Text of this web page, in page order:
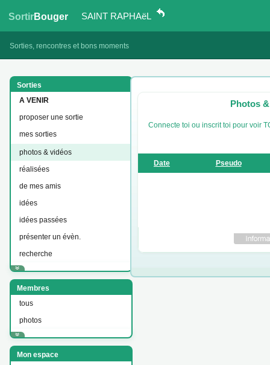
SortirBouger SAINT RAPHAëL
Sorties, rencontres et bons moments
Sorties
A VENIR
proposer une sortie
mes sorties
photos & vidéos
réalisées
de mes amis
idées
idées passées
présenter un évèn.
recherche
Membres
tous
photos
Mon espace
Photos
Connecte toi ou inscrit toi pour voir
Date Pseudo